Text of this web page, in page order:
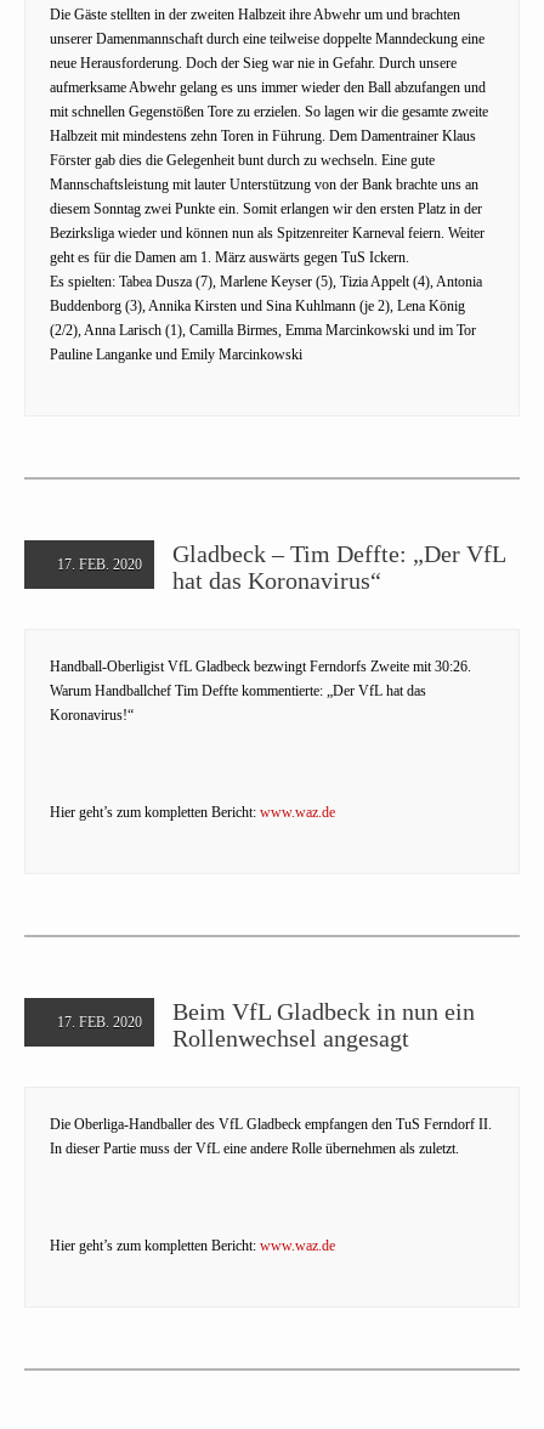
Die Gäste stellten in der zweiten Halbzeit ihre Abwehr um und brachten
unserer Damenmannschaft durch eine teilweise doppelte Manndeckung eine
neue Herausforderung. Doch der Sieg war nie in Gefahr. Durch unsere
aufmerksame Abwehr gelang es uns immer wieder den Ball abzufangen und
mit schnellen Gegenstößen Tore zu erzielen. So lagen wir die gesamte zweite
Halbzeit mit mindestens zehn Toren in Führung. Dem Damentrainer Klaus
Förster gab dies die Gelegenheit bunt durch zu wechseln. Eine gute
Mannschaftsleistung mit lauter Unterstützung von der Bank brachte uns an
diesem Sonntag zwei Punkte ein. Somit erlangen wir den ersten Platz in der
Bezirksliga wieder und können nun als Spitzenreiter Karneval feiern. Weiter
geht es für die Damen am 1. März auswärts gegen TuS Ickern.
Es spielten: Tabea Dusza (7), Marlene Keyser (5), Tizia Appelt (4), Antonia
Buddenborg (3), Annika Kirsten und Sina Kuhlmann (je 2), Lena König
(2/2), Anna Larisch (1), Camilla Birmes, Emma Marcinkowski und im Tor
Pauline Langanke und Emily Marcinkowski
17. FEB. 2020
Gladbeck – Tim Deffte: „Der VfL
hat das Koronavirus“
Handball-Oberligist VfL Gladbeck bezwingt Ferndorfs Zweite mit 30:26.
Warum Handballchef Tim Deffte kommentierte: „Der VfL hat das
Koronavirus!“
Hier geht’s zum kompletten Bericht: www.waz.de
17. FEB. 2020
Beim VfL Gladbeck in nun ein
Rollenwechsel angesagt
Die Oberliga-Handballer des VfL Gladbeck empfangen den TuS Ferndorf II.
In dieser Partie muss der VfL eine andere Rolle übernehmen als zuletzt.
Hier geht’s zum kompletten Bericht: www.waz.de